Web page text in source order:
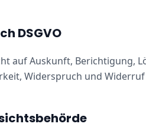
DSGVO
auf Auskunft, Berichtigung,
Widerspruch und